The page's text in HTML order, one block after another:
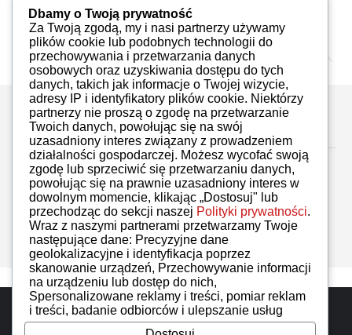
Noc Klasyków
Redakcja 16.05.2025
Zostaw komentarz
Brak komentarzy
Do góry
Dbamy o Twoją prywatność
Za Twoją zgodą, my i nasi partnerzy używamy
plików cookie lub podobnych technologii do
przechowywania i przetwarzania danych
osobowych oraz uzyskiwania dostępu do tych
danych, takich jak informacje o Twojej wizycie,
adresy IP i identyfikatory plików cookie. Niektórzy
partnerzy nie proszą o zgodę na przetwarzanie
Twoich danych, powołując się na swój
uzasadniony interes związany z prowadzeniem
działalności gospodarczej. Możesz wycofać swoją
zgodę lub sprzeciwić się przetwarzaniu danych,
powołując się na prawnie uzasadniony interes w
dowolnym momencie, klikając „Dostosuj" lub
przechodząc do sekcji naszej Polityki prywatności.
Wraz z naszymi partnerami przetwarzamy Twoje
następujące dane: Precyzyjne dane
geolokalizacyjne i identyfikacja poprzez
skanowanie urządzeń, Przechowywanie informacji
na urządzeniu lub dostęp do nich,
Spersonalizowane reklamy i treści, pomiar reklam
i treści, badanie odbiorców i ulepszanie usług